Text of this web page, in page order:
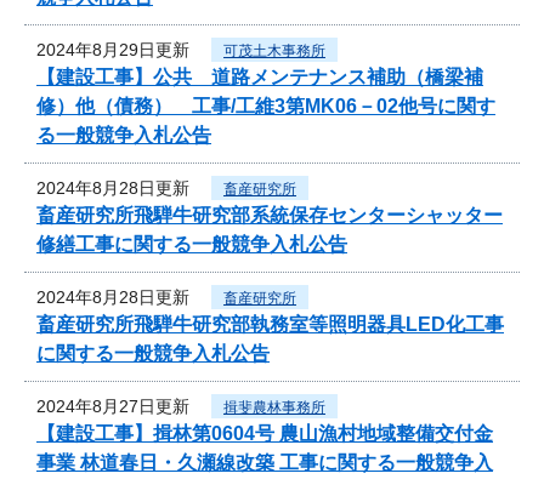
2024年8月29日更新 可茂土木事務所
【建設工事】公共 道路メンテナンス補助（橋梁補
修）他（債務） 工事/工維3第MK06－02他号に関す
る一般競争入札公告
2024年8月28日更新 畜産研究所
畜産研究所飛騨牛研究部系統保存センターシャッター
修繕工事に関する一般競争入札公告
2024年8月28日更新 畜産研究所
畜産研究所飛騨牛研究部執務室等照明器具LED化工事
に関する一般競争入札公告
2024年8月27日更新 揖斐農林事務所
【建設工事】揖林第0604号 農山漁村地域整備交付金
事業 林道春日・久瀬線改築 工事に関する一般競争入